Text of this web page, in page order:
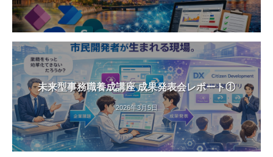
未来型事務職養成講座 成果発表会レポート①
2026年3月5日